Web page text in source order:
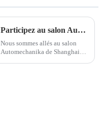
Participez au salon Automechanika de Shanghai
Nous sommes allés au salon
Automechanika de Shanghai